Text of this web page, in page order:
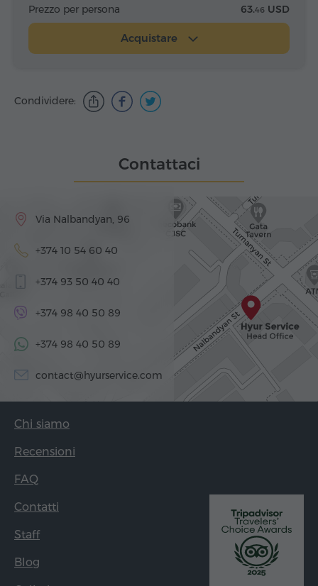
Prezzo per persona 63.46 USD
Acquistare
Condividere:
Contattaci
Via Nalbandyan, 96
+374 10 54 60 40
+374 93 50 40 40
+374 98 40 50 89
+374 98 40 50 89
contact@hyurservice.com
Chi siamo
Recensioni
FAQ
Contatti
Staff
Blog